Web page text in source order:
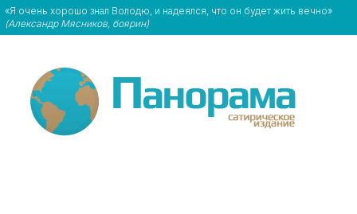
«Я очень хорошо знал Володю, и надеялся, что он будет жить вечно»
(Александр Мясников, боярин)